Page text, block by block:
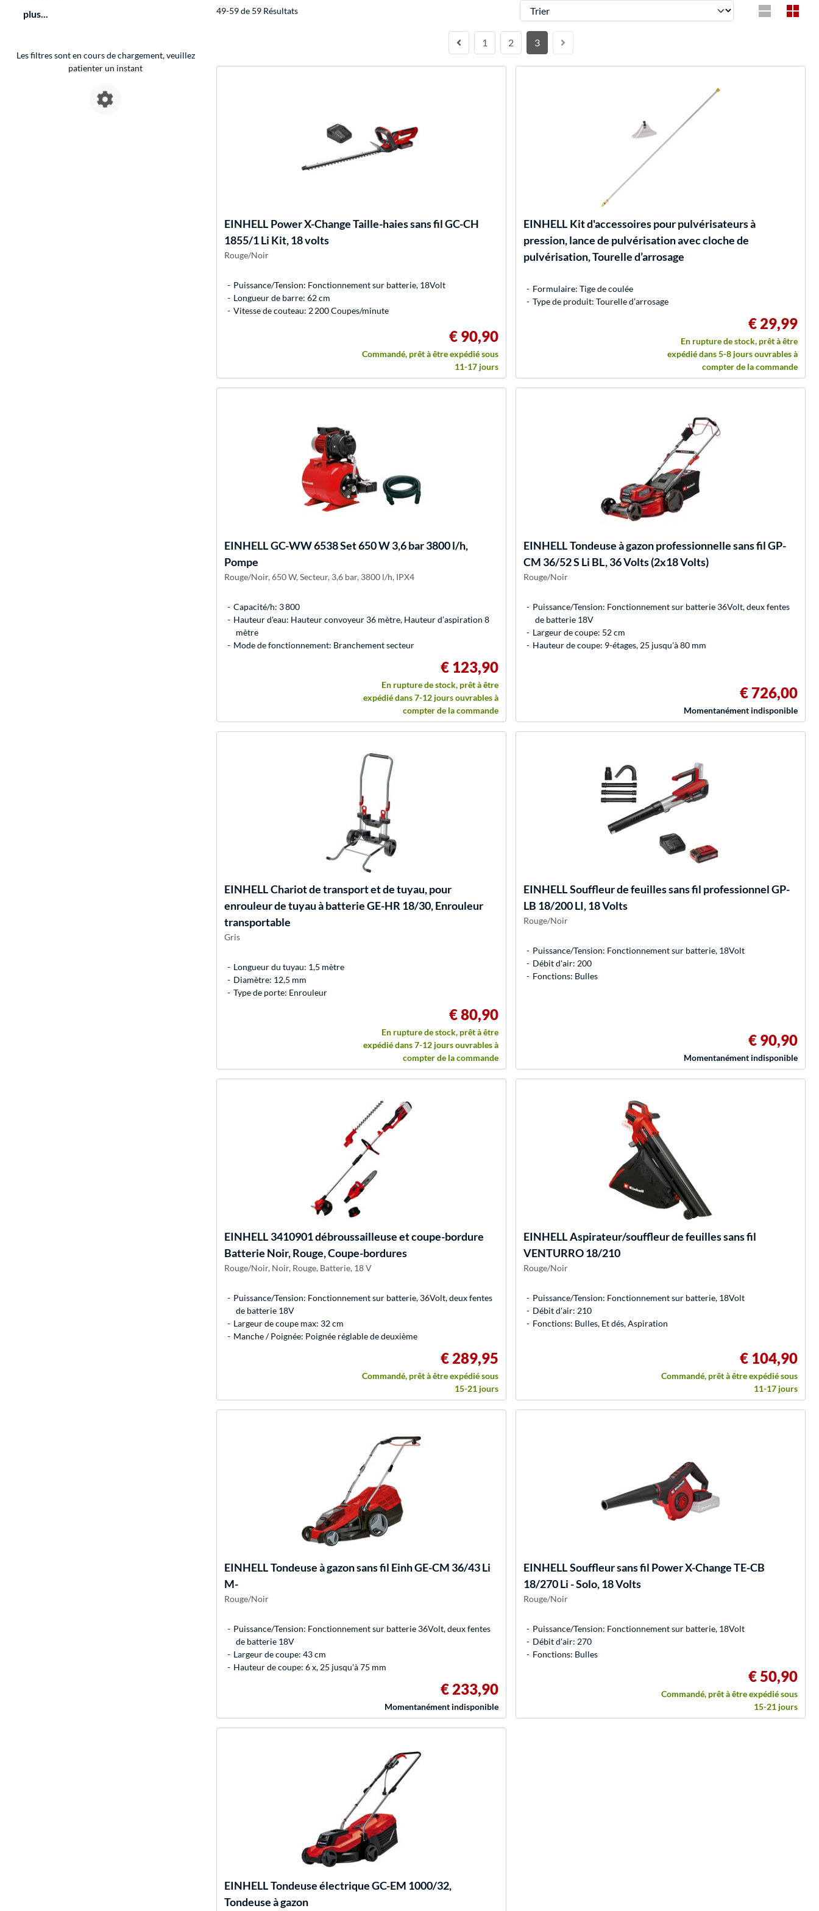
plus...
Les filtres sont en cours de chargement, veuillez
patienter un instant
49-59 de 59 Résultats Trier
1 2 3
EINHELL Power X-Change Taille-haies sans fil GC-CH
1855/1 Li Kit, 18 volts
Rouge/Noir
Puissance/Tension: Fonctionnement sur batterie, 18Volt
Longueur de barre: 62 cm
Vitesse de couteau: 2 200 Coupes/minute
€ 90,90
Commandé, prêt à être expédié sous
11-17 jours
EINHELL Kit d'accessoires pour pulvérisateurs à
pression, lance de pulvérisation avec cloche de
pulvérisation, Tourelle d’arrosage
Formulaire: Tige de coulée
Type de produit: Tourelle d’arrosage
€ 29,99
En rupture de stock, prêt à être
expédié dans 5-8 jours ouvrables à
compter de la commande
EINHELL GC-WW 6538 Set 650 W 3,6 bar 3800 l/h,
Pompe
Rouge/Noir, 650 W, Secteur, 3,6 bar, 3800 l/h, IPX4
Capacité/h: 3 800
Hauteur d'eau: Hauteur convoyeur 36 mètre, Hauteur d’aspiration 8
mètre
Mode de fonctionnement: Branchement secteur
€ 123,90
En rupture de stock, prêt à être
expédié dans 7-12 jours ouvrables à
compter de la commande
EINHELLTondeuse à gazon professionnelle sans fil GP-
CM 36/52 S Li BL, 36 Volts (2x18 Volts)
Rouge/Noir
Puissance/Tension: Fonctionnement sur batterie 36Volt, deux fentes
de batterie 18V
Largeur de coupe: 52 cm
Hauteur de coupe: 9-étages, 25 jusqu'à 80 mm
€ 726,00
Momentanément indisponible
EINHELL Chariot de transport et de tuyau, pour
enrouleur de tuyau à batterie GE-HR 18/30, Enrouleur
transportable
Gris
Longueur du tuyau: 1,5 mètre
Diamètre: 12,5 mm
Type de porte: Enrouleur
€ 80,90
En rupture de stock, prêt à être
expédié dans 7-12 jours ouvrables à
compter de la commande
EINHELLSouffleur de feuilles sans fil professionnel GP-
LB 18/200 LI, 18 Volts
Rouge/Noir
Puissance/Tension: Fonctionnement sur batterie, 18Volt
Débit d'air: 200
Fonctions: Bulles
€ 90,90
Momentanément indisponible
EINHELL 3410901 débroussailleuse et coupe-bordure
Batterie Noir, Rouge, Coupe-bordures
Rouge/Noir, Noir, Rouge, Batterie, 18 V
Puissance/Tension: Fonctionnement sur batterie, 36Volt, deux fentes
de batterie 18V
Largeur de coupe max: 32 cm
Manche / Poignée: Poignée réglable de deuxième
€ 289,95
Commandé, prêt à être expédié sous
15-21 jours
EINHELLAspirateur/souffleur de feuilles sans fil
VENTURRO 18/210
Rouge/Noir
Puissance/Tension: Fonctionnement sur batterie, 18Volt
Débit d'air: 210
Fonctions: Bulles, Et dés, Aspiration
€ 104,90
Commandé, prêt à être expédié sous
11-17 jours
EINHELL Tondeuse à gazon sans fil Einh GE-CM 36/43 Li
M-
Rouge/Noir
Puissance/Tension: Fonctionnement sur batterie 36Volt, deux fentes
de batterie 18V
Largeur de coupe: 43 cm
Hauteur de coupe: 6 x, 25 jusqu'à 75 mm
€ 233,90
Momentanément indisponible
EINHELLSouffleur sans fil Power X-Change TE-CB
18/270 Li - Solo, 18 Volts
Rouge/Noir
Puissance/Tension: Fonctionnement sur batterie, 18Volt
Débit d'air: 270
Fonctions: Bulles
€ 50,90
Commandé, prêt à être expédié sous
15-21 jours
EINHELL Tondeuse électrique GC-EM 1000/32,
Tondeuse à gazon